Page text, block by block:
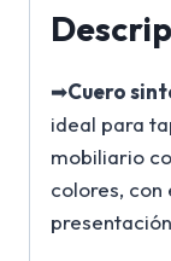
➡Cuero
ideal para
mobiliario
colores,